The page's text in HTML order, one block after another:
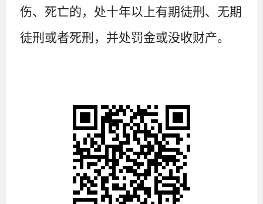
伤、死亡的，处十年以上有期徒刑、无期
徒刑或者死刑，并处罚金或没收财产。